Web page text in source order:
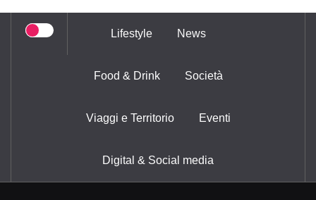
Lifestyle News
Food & Drink Società
Viaggi e Territorio Eventi
Digital & Social media